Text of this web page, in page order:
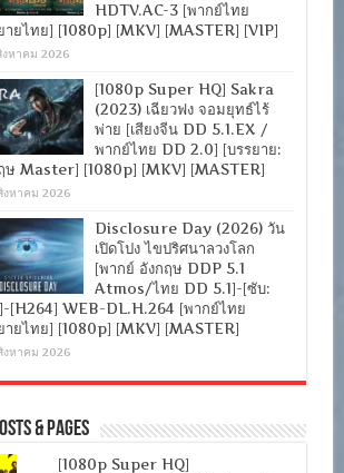
HDTV.AC-3 [พากย์ไทย
ายไทย] [1080p] [MKV] [MASTER] [VIP]
งหาคม 2026
[1080p Super HQ] Sakra
(2023) เฉียวฟง จอมยุทธ์ไร้
พ่าย [เสียงจีน DD 5.1.EX /
พากย์ไทย DD 2.0] [บรรยาย:
ษ Master] [1080p] [MKV] [MASTER]
งหาคม 2026
Disclosure Day (2026) วัน
เปิดโปง ไขปริศนาลวงโลก
[พากย์ อังกฤษ DDP 5.1
Atmos/ไทย DD 5.1]-[ซับ:
[H264] WEB-DL.H.264 [พากย์ไทย
ายไทย] [1080p] [MKV] [MASTER]
งหาคม 2026
& Pages
[1080p Super HQ]